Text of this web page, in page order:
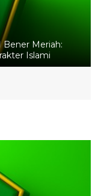
Meriah:
Islami